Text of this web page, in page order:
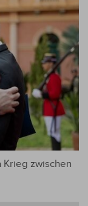
Krieg zwischen